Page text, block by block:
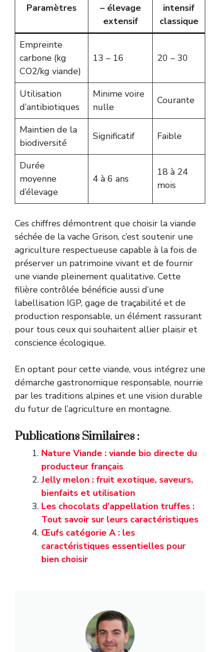
Paramètres
– élevage
extensif
intensif
classique
Empreinte
carbone (kg
CO2/kg viande)
13 – 16 20 – 30
Utilisation
d’antibiotiques
Minime voire
nulle
Courante
Maintien de la
biodiversité
Significatif Faible
Durée
moyenne
d’élevage
4 à 6 ans
18 à 24
mois
Ces chiffres démontrent que choisir la viande
séchée de la vache Grison, c’est soutenir une
agriculture respectueuse capable à la fois de
préserver un patrimoine vivant et de fournir
une viande pleinement qualitative. Cette
filière contrôlée bénéficie aussi d’une
labellisation IGP, gage de traçabilité et de
production responsable, un élément rassurant
pour tous ceux qui souhaitent allier plaisir et
conscience écologique.
En optant pour cette viande, vous intégrez une
démarche gastronomique responsable, nourrie
par les traditions alpines et une vision durable
du futur de l’agriculture en montagne.
Publications Similaires :
Nature Viande : viande bio directe du
producteur français
Jelly melon : fruit exotique, saveurs,
bienfaits et utilisation
Les chocolats d’appellation truffes :
Tout savoir sur leurs caractéristiques
Œufs catégorie A : les
caractéristiques essentielles pour
bien choisir